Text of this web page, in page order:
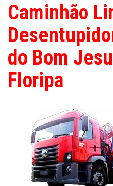
Caminhão
do Bom
Floripa